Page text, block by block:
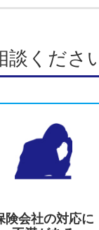
ぐご相